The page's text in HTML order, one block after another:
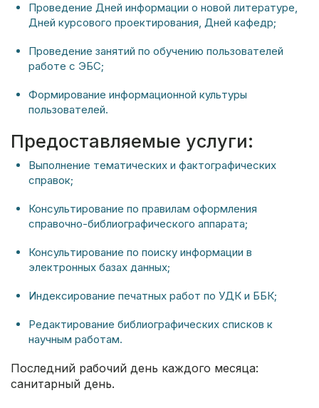
Проведение Дней информации о новой литературе,
Дней курсового проектирования, Дней кафедр;
Проведение занятий по обучению пользователей
работе с ЭБС;
Формирование информационной культуры
пользователей.
Предоставляемые услуги:
Выполнение тематических и фактографических
справок;
Консультирование по правилам оформления
справочно-библиографического аппарата;
Консультирование по поиску информации в
электронных базах данных;
Индексирование печатных работ по УДК и ББК;
Редактирование библиографических списков к
научным работам.
Последний рабочий день каждого месяца:
санитарный день.